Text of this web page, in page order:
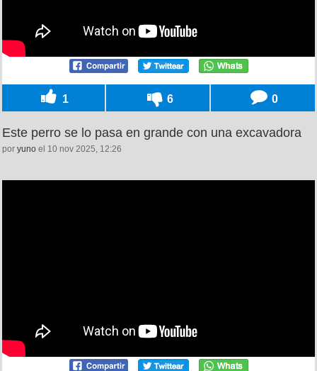
1 6 0
Este perro se lo pasa en grande con una excavadora
por yuno el 10 nov 2025, 12:26